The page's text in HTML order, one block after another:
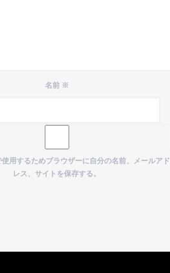
名前 ※
用するためブラウザーに自分の名前、メールアド
レス、サイトを保存する。